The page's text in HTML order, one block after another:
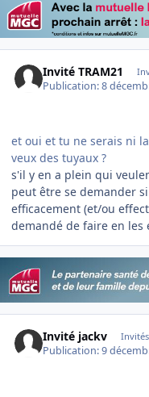
Invité TRAM21
Publication:8
et oui et tu ne serais ni
veux des tuyaux ?
s'il y en a plein qui
peut être se demander
efficacement (et/ou
demandé de faire en les
Invité jackv Invités
Publication:9